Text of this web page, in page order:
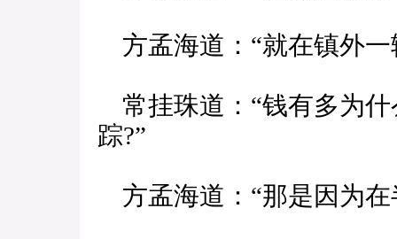
方孟海道：“就在镇外一
常挂珠道：“钱有多为
踪?”
方孟海道：“那是因为